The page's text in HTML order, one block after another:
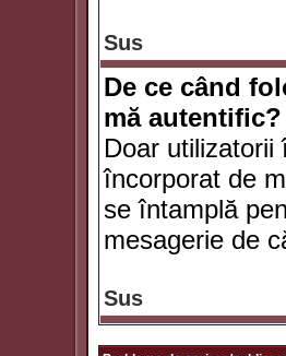
Sus
De ce când
mă autentific?
Doar
încorporat de
se întamplă
mesagerie de
Sus